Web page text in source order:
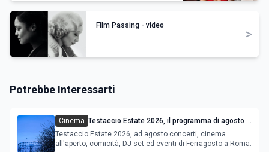
Film Passing - video
>
Potrebbe Interessarti
Cinema Testaccio Estate 2026, il programma di agosto e
Ferragosto
Testaccio Estate 2026, ad agosto concerti, cinema
all'aperto, comicità, DJ set ed eventi di Ferragosto a Roma.